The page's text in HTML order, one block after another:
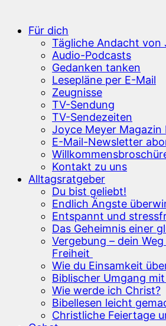
Für dich
Tägliche Andacht von
Audio-Podcasts
Gedanken tanken
Lesepläne per E-Mail
Zeugnisse
TV-Sendung
TV-Sendezeiten
Joyce Meyer Magazin
E-Mail-Newsletter
Kontakt zu uns
Alltagsratgeber
Du bist geliebt!
Endlich Ängste
Entspannt und
Das Geheimnis einer
Vergebung – dein
Freiheit
Wie du Einsamkeit
Biblischer Umgang
Wie werde ich Christ?
Bibellesen leicht
Christliche Feiertage